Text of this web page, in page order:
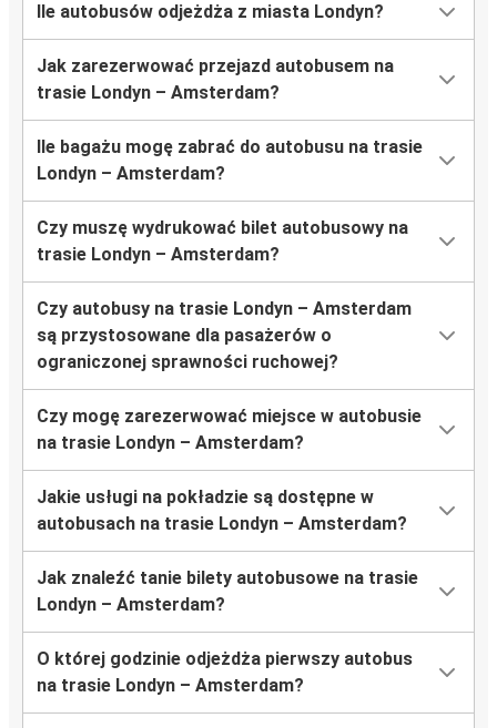
Ile autobusów odjeżdża z miasta Londyn?
Jak zarezerwować przejazd autobusem na
trasie Londyn – Amsterdam?
Ile bagażu mogę zabrać do autobusu na trasie
Londyn – Amsterdam?
Czy muszę wydrukować bilet autobusowy na
trasie Londyn – Amsterdam?
Czy autobusy na trasie Londyn – Amsterdam
są przystosowane dla pasażerów o
ograniczonej sprawności ruchowej?
Czy mogę zarezerwować miejsce w autobusie
na trasie Londyn – Amsterdam?
Jakie usługi na pokładzie są dostępne w
autobusach na trasie Londyn – Amsterdam?
Jak znaleźć tanie bilety autobusowe na trasie
Londyn – Amsterdam?
O której godzinie odjeżdża pierwszy autobus
na trasie Londyn – Amsterdam?